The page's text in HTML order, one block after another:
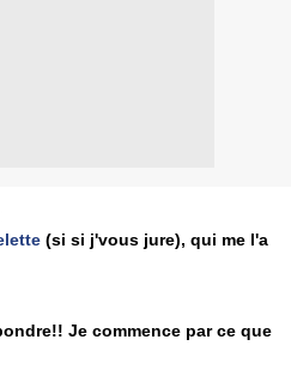
(si si j'vous jure), qui me l'a
Je commence par ce que